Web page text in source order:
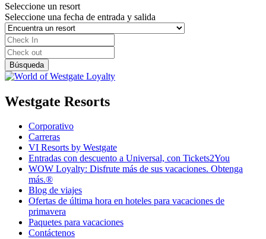
Seleccione un resort
Seleccione una fecha de entrada y salida
Westgate Resorts
Corporativo
Carreras
VI Resorts by Westgate
Entradas con descuento a Universal, con Tickets2You
WOW Loyalty: Disfrute más de sus vacaciones. Obtenga
más.®
Blog de viajes
Ofertas de última hora en hoteles para vacaciones de
primavera
Paquetes para vacaciones
Contáctenos